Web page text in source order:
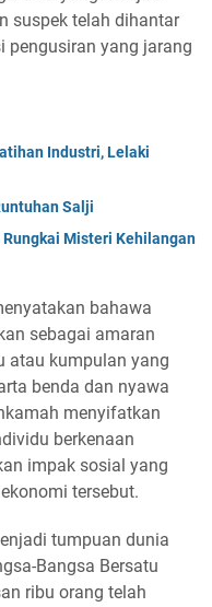
suspek telah dihantar
pengusiran yang jarang
Industri, Lelaki
Salji
Misteri Kehilangan
bahawa
sebagai amaran
atau kumpulan yang
benda dan nyawa
menyifatkan
berkenaan
impak sosial yang
tersebut.
tumpuan dunia
Bangsa Bersatu
ribu orang telah